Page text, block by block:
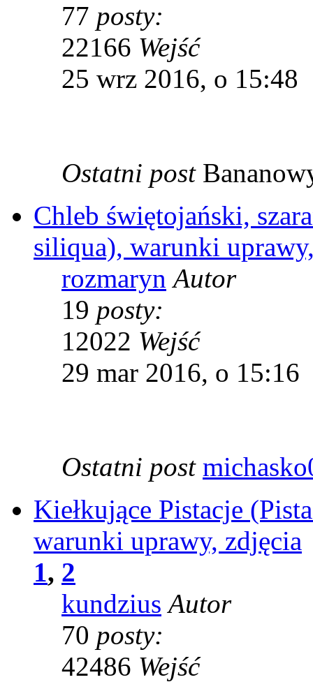
77 posty:
22166 Wejść
25 wrz 2016, o 15:48
Ostatni post
Chleb świętojański,
siliqua), warunki
rozmaryn Autor
19 posty:
12022 Wejść
29 mar 2016, o 15:16
Ostatni post
Kiełkujące Pistacje
warunki uprawy, zdjęcia
1, 2
kundzius Autor
70 posty:
42486 Wejść